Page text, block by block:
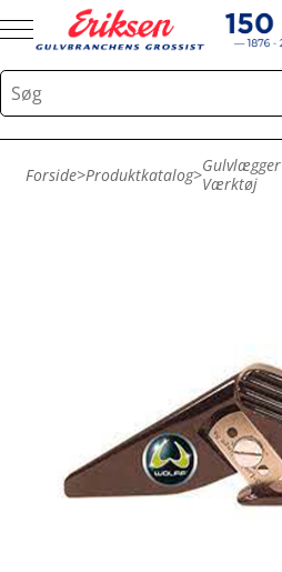
Forside>Produktkatalog>Gulvlægger
Værktøj